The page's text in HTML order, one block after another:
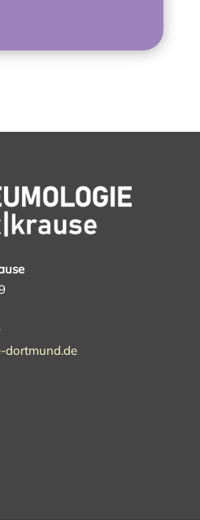
dortmund.de